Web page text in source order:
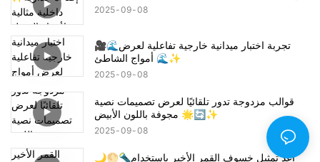
2025 09 08
🎥🌊تجربة اختبار ميدانية خارجية تفاعلية لعرض
أمواج الشاطئ 🌊✨
2025 09 08
قوالب مزدوجة تدور تلقائيًا لعرض تصميمات نصية
مجوفة باللون الأبيض 🌟🔄✨
2025 09 08
🌙🌕🔦أعد تمثيل خسوف القمر الأخير باستخدام